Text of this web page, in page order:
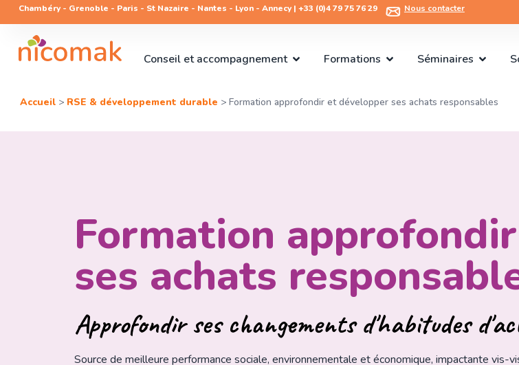
Chambéry - Grenoble - Paris - St Nazaire - Nantes - Lyon - Annecy | +33 (0)4 79 75 76 29​ Nous contacter
Conseil et accompagnement Formations Séminaires
Accueil> RSE & développement durable > Formation approfondir et développer ses achats responsables
Formation
ses achats
Approfondir ses changements d'habitudes
Source de meilleure performance sociale, environnementale et économique, impactante vis-